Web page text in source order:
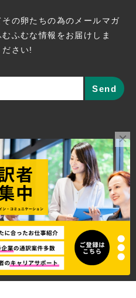
の卵たちの為のメールマガ
ふむな情報をお届けしま
さい!
Inc. All rights